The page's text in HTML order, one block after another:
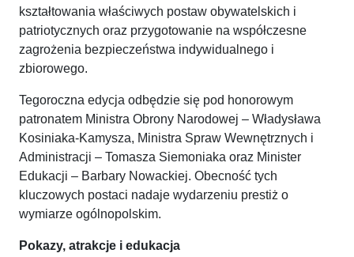
kształtowania właściwych postaw obywatelskich i
patriotycznych oraz przygotowanie na współczesne
zagrożenia bezpieczeństwa indywidualnego i
zbiorowego.
Tegoroczna edycja odbędzie się pod honorowym
patronatem Ministra Obrony Narodowej – Władysława
Kosiniaka-Kamysza, Ministra Spraw Wewnętrznych i
Administracji – Tomasza Siemoniaka oraz Minister
Edukacji – Barbary Nowackiej. Obecność tych
kluczowych postaci nadaje wydarzeniu prestiż o
wymiarze ogólnopolskim.
Pokazy, atrakcje i edukacja